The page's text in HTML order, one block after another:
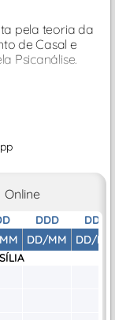
pela teoria da
de Casal e
Psicanálise.
Online
DDD
DD/MM
DDD
DD/MM